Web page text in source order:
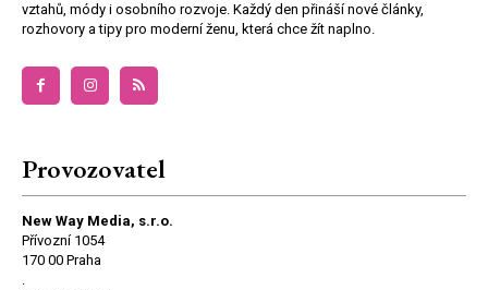
vztahů, módy i osobního rozvoje. Každý den přináší nové články,
rozhovory a tipy pro moderní ženu, která chce žít naplno.
Provozovatel
New Way Media, s.r.o.
Přívozní 1054
170 00 Praha
.